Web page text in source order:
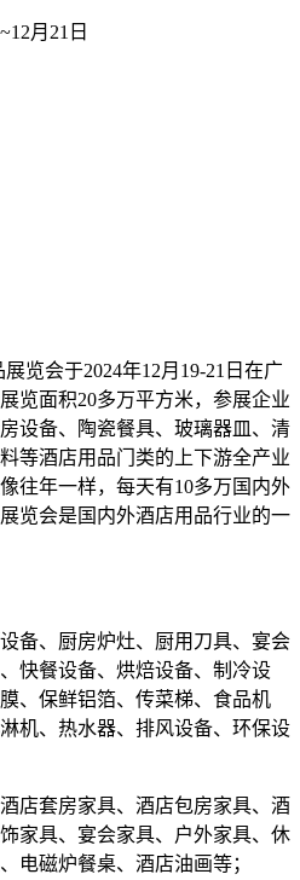
月21日
览会于2024年12月19-21日在广
览面积20多万平方米，参展企业
设备、陶瓷餐具、玻璃器皿、清
等酒店用品门类的上下游全产业
往年一样，每天有10多万国内外
览会是国内外酒店用品行业的一
备、厨房炉灶、厨用刀具、宴会
快餐设备、烘焙设备、制冷设
、保鲜铝箔、传菜梯、食品机
机、热水器、排风设备、环保设
店套房家具、酒店包房家具、酒
家具、宴会家具、户外家具、休
电磁炉餐桌、酒店油画等；